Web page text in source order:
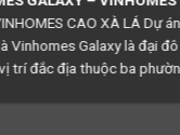
Cao Xà Lá hay
được Vingroup phát